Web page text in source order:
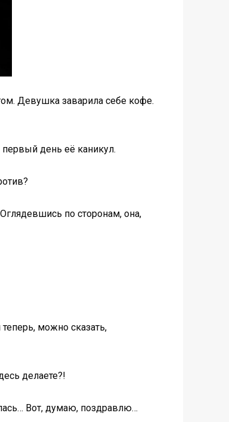
Девушка заварила себе кофе.
день её каникул.
по сторонам, она,
можно сказать,
делаете?!
Вот, думаю, поздравлю…